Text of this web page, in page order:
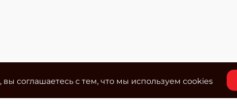
соглашаетесь с тем, что мы используем cookies